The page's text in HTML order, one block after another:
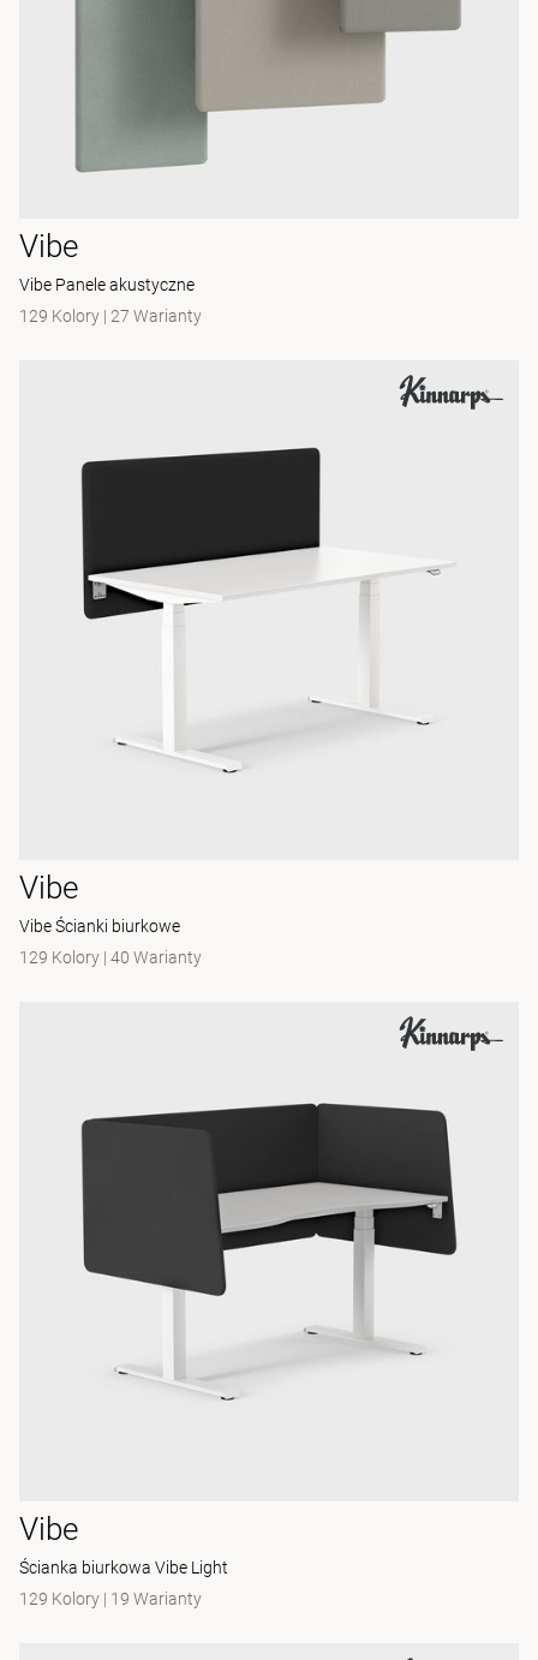
Vibe
Vibe Panele akustyczne
129 Kolory | 27 Warianty
Vibe
Vibe Ścianki biurkowe
129 Kolory | 40 Warianty
Vibe
Ścianka biurkowa Vibe Light
129 Kolory | 19 Warianty